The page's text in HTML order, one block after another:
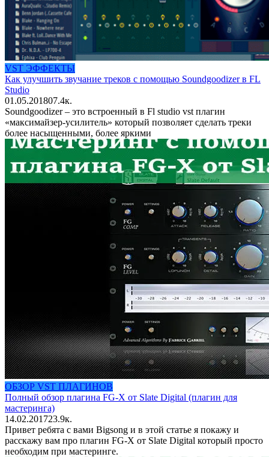
VST ЭФФЕКТЫ
Как улучшить звучание треков с помощью Soundgoodizer в FL
Studio
01.05.201807.4к.
Soundgoodizer – это встроенный в Fl studio vst плагин
«максимайзер-усилитель» который позволяет сделать треки
более насыщенными, более яркими
ОБЗОР VST ПЛАГИНОВ
Полный обзор плагина FG-X от Slate Digital (плагин для
мастеринга)
14.02.201723.9к.
Привет ребята с вами Bigsong и в этой статье я покажу и
расскажу вам про плагин FG-X от Slate Digital который просто
необходим при мастеринге.